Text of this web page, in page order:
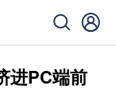
进PC端前